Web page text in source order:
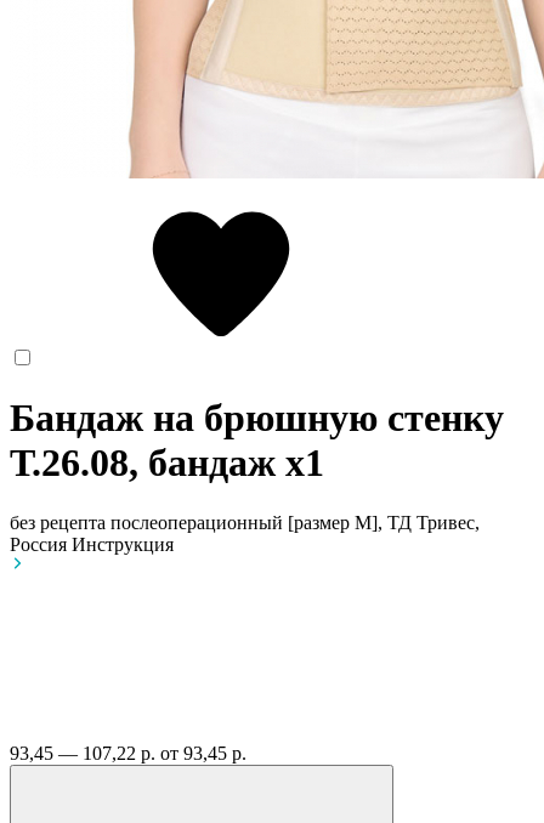
Бандаж на брюшную стенку
Т.26.08, бандажx1
без рецепта послеоперационный [размер M], ТД Тривес,
Россия Инструкция
93,45 — 107,22 р. от 93,45 р.